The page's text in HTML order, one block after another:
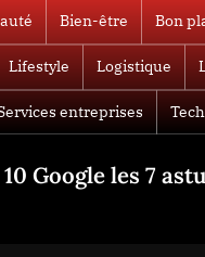
Bien-être Bon
Lifestyle Logistique
entreprises
Google les 7